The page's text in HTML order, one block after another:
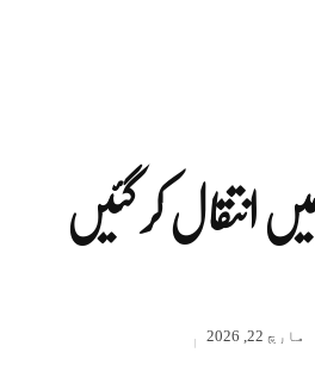
مارچ 22, 2026